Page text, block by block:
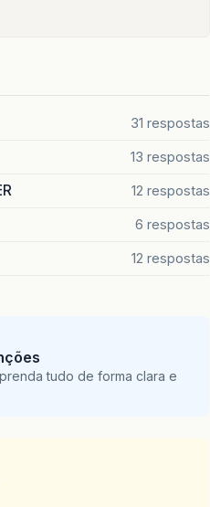
31 respostas
13 respostas
12 respostas
6 respostas
12 respostas
tudo de forma clara e